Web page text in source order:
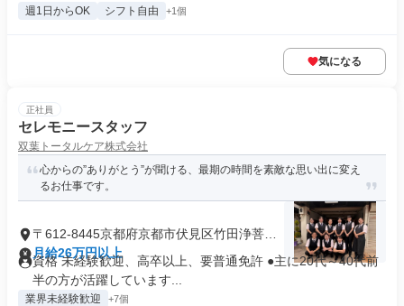
週1日からOK シフト自由 +1個
気になる
正社員
セレモニースタッフ
双葉トータルケア株式会社
心からの”ありがとう”が聞ける、最期の時間を素敵な思い出に変え
るお仕事です。
〒612-8445京都府京都市伏見区竹田浄菩提
院町
月給26万円以上
資格 未経験歓迎、高卒以上、要普通免許 ●主に20代～40代前
半の方が活躍しています...
業界未経験歓迎 +7個